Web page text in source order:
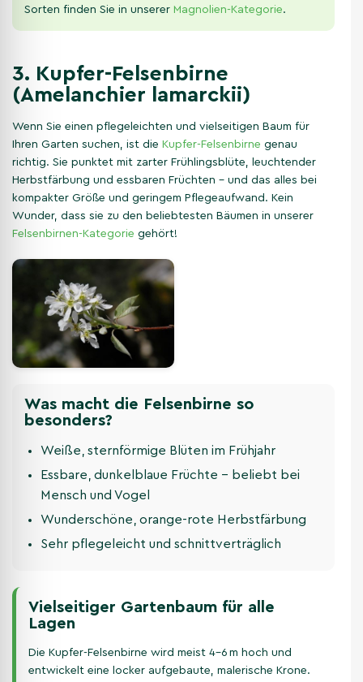
Sorten finden Sie in unserer Magnolien-Kategorie.
3. Kupfer-Felsenbirne
(Amelanchier lamarckii)
Wenn Sie einen pflegeleichten und vielseitigen Baum für
Ihren Garten suchen, ist die Kupfer-Felsenbirne genau
richtig. Sie punktet mit zarter Frühlingsblüte, leuchtender
Herbstfärbung und essbaren Früchten – und das alles bei
kompakter Größe und geringem Pflegeaufwand. Kein
Wunder, dass sie zu den beliebtesten Bäumen in unserer
Felsenbirnen-Kategorie gehört!
Was macht die Felsenbirne so
besonders?
Weiße, sternförmige Blüten im Frühjahr
Essbare, dunkelblaue Früchte – beliebt bei
Mensch und Vogel
Wunderschöne, orange-rote Herbstfärbung
Sehr pflegeleicht und schnittverträglich
Vielseitiger Gartenbaum für alle
Lagen
Die Kupfer-Felsenbirne wird meist 4–6 m hoch und
entwickelt eine locker aufgebaute, malerische Krone.